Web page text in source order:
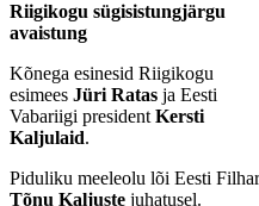
Riigikogu sügisistungjärgu
avaistung
Kõnega esinesid Riigikogu
esimees Jüri Ratas ja Eesti
Vabariigi president Kersti
Kaljulaid.
Piduliku meeleolu lõi Eesti
Tõnu Kaljuste juhatusel.